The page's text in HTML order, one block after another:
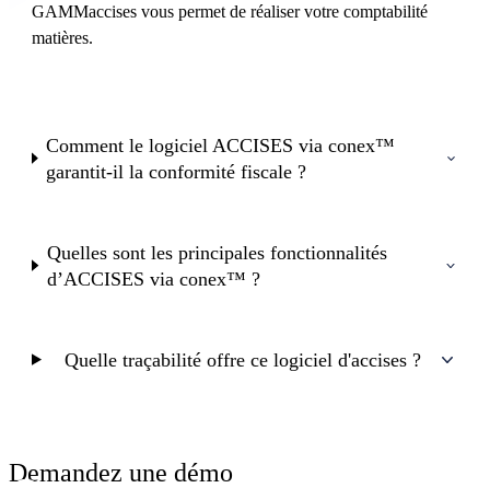
GAMMaccises vous permet de réaliser votre comptabilité
matières.
Comment le logiciel ACCISES via conex™
garantit-il la conformité fiscale ?
Quelles sont les principales fonctionnalités
d’ACCISES via conex™ ?
Quelle traçabilité offre ce logiciel d'accises ?
Demandez une démo